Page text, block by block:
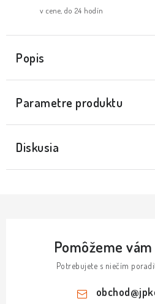
v cene, do 24 hodín
Popis
Parametre produktu
Diskusia
Pomôžeme
Potrebujete s niečím
obchod@